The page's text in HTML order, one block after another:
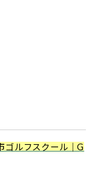
ゴルフスクール｜G